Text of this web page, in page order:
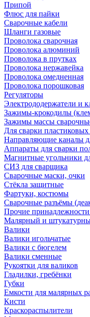
Припой
Флюс для пайки
Сварочные кабели
Шланги газовые
Проволока сварочная
Проволока алюминий
Проволока в прутках
Проволока нержавейка
Проволока омедненная
Проволока порошковая
Регуляторы
Электрододержатели и
Зажимы-крокодилы
Зажимы массы
Для сварки пластиковых
Направляющие каналы
Аппараты для сварки
Магнитные угольники
СИЗ для сварщика
Сварочные маски, очки
Стёкла защитные
Фартуки, костюмы
Сварочные разъёмы
Прочие принадлежности
Малярный и
Валики
Валики игольчатые
Валики с бюгелем
Валики сменные
Рукоятки для валиков
Гладилки, гребёнки
Губки
Емкости для малярных
Кисти
Краскораспылители